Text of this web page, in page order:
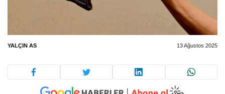
YALÇIN AS 13 Ağustos 2025